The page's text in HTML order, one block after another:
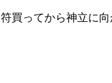
買ってから神立に向